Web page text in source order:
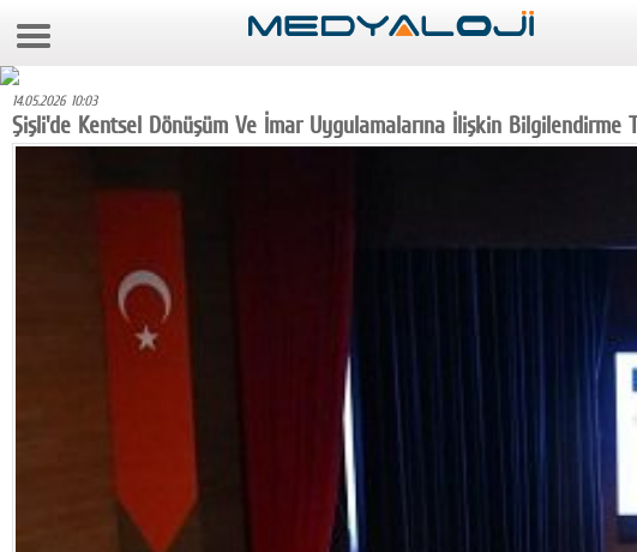
7 Ağustos 2026 19:47:01
Foto Galeri
Reyting-tiraj
14.05.2026 10:03
Şişli'de Kentsel Dönüşüm Ve İmar Uygulamalarına İlişkin Bilgilendirme